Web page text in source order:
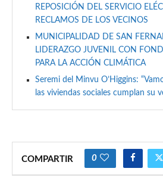
REPOSICIÓN DEL SERVICIO
RECLAMOS DE LOS VECINOS
MUNICIPALIDAD DE SAN
LIDERAZGO JUVENIL CON
PARA LA ACCIÓN CLIMÁTICA
Seremi del Minvu O’Higgins:
las viviendas sociales cumplan su
COMPARTIR 0